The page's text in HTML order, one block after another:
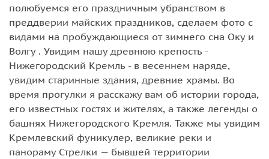
полюбуемся его праздничным убранством в
преддверии майских праздников, сделаем фото с
видами на пробуждающиеся от зимнего сна Оку и
Волгу . Увидим нашу древнюю крепость -
Нижегородский Кремль - в весеннем наряде,
увидим старинные здания, древние храмы. Во
время прогулки я расскажу вам об истории города,
его известных гостях и жителях, а также легенды о
башнях Нижегородского Кремля. Также мы увидим
Кремлевский фуникулер, великие реки и
панораму Стрелки — бывшей территории